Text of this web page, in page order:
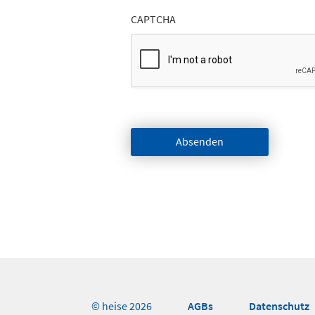
CAPTCHA
Absenden
© heise 2026 AGBs Datenschutz